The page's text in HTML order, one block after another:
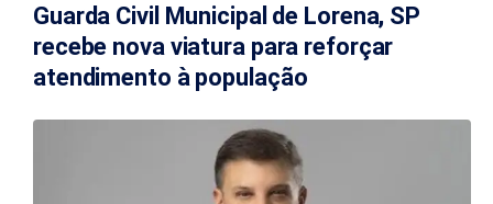
Guarda Civil Municipal de Lorena, SP
recebe nova viatura para reforçar
atendimento à população